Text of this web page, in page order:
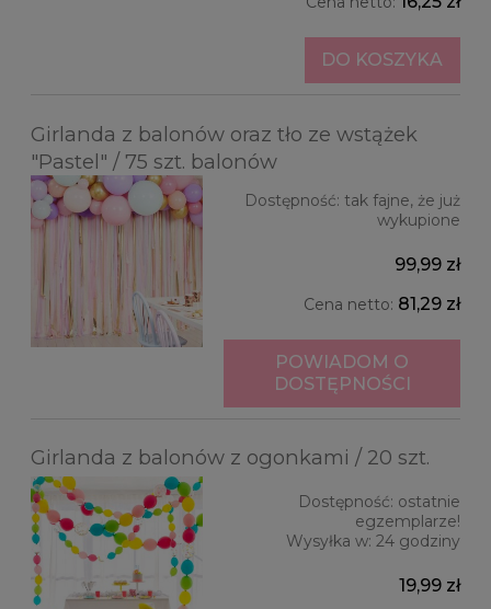
DO KOSZYKA
Girlanda z balonów oraz tło ze wstążek
"Pastel" / 75 szt. balonów
Dostępność: tak fajne, że już
wykupione
99,99 zł
Cena netto: 81,29 zł
POWIADOM O
DOSTĘPNOŚCI
Girlanda z balonów z ogonkami / 20 szt.
Dostępność: ostatnie
egzemplarze!
Wysyłka w: 24 godziny
19,99 zł